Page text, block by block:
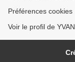
Préférences cookies
Voir le profil de